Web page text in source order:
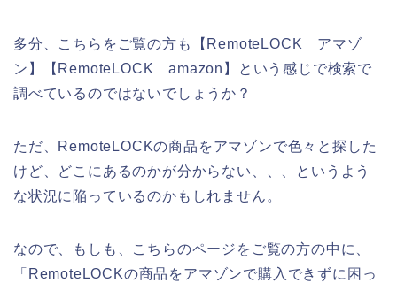
多分、こちらをご覧の方も【RemoteLOCK アマゾ
ン】【RemoteLOCK amazon】という感じで検索で
調べているのではないでしょうか？
ただ、RemoteLOCKの商品をアマゾンで色々と探した
けど、どこにあるのかが分からない、、、というよう
な状況に陥っているのかもしれません。
なので、もしも、こちらのページをご覧の方の中に、
「RemoteLOCKの商品をアマゾンで購入できずに困っ